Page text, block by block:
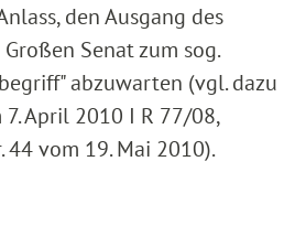
den Ausgang des
Senat zum sog.
abzuwarten (vgl. dazu
7. April 2010 I R 77/08,
44 vom 19. Mai 2010).